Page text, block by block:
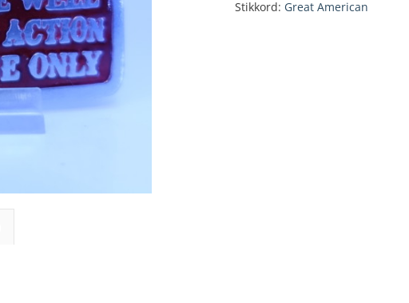
Stikkord: Great American